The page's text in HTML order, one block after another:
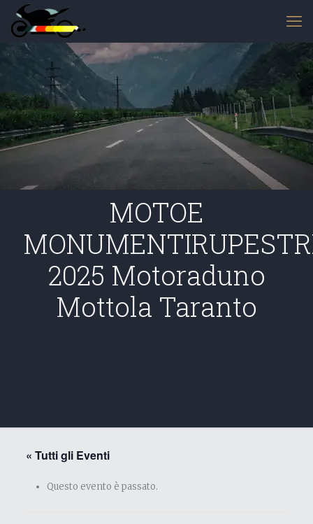
MOTOE
2025 Motoraduno
Mottola Taranto
« Tutti gli Eventi
Questo evento è passato.